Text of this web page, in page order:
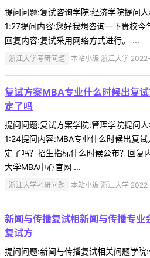
提问问题:复试咨询学院:经济学院提问
1:27提问内容:您好我想咨询一下贵校今
回复内容:复试采用网络方式进行。 ...
浙江大学考研问题 本站小编 浙江大学
复试方案MBA专业什么时候出复
定了吗
提问问题:复试方案学院:管理学院提问
1:24提问内容:MBA专业什么时候出复
定了吗？招生指标什么时候公布？回复
大学MBA中心官网 ...
浙江大学考研问题 本站小编 浙江大学
新闻与传播复试相新闻与传播专业
复试方
提问问题:新闻与传播复试相关问题学院